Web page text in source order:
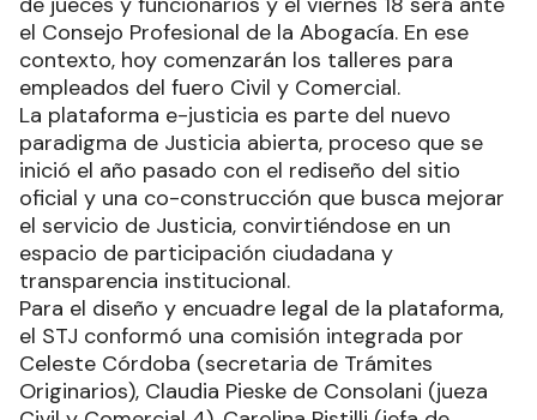
el Consejo Profesional de la Abogacía. En ese
contexto, hoy comenzarán los talleres para
empleados del fuero Civil y Comercial.
La plataforma e-justicia es parte del nuevo
paradigma de Justicia abierta, proceso que se
inició el año pasado con el rediseño del sitio
oficial y una co-construcción que busca mejorar
el servicio de Justicia, convirtiéndose en un
espacio de participación ciudadana y
transparencia institucional.
Para el diseño y encuadre legal de la plataforma,
el STJ conformó una comisión integrada por
Celeste Córdoba (secretaria de Trámites
Originarios), Claudia Pieske de Consolani (jueza